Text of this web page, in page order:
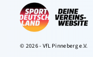
© 2026 - VfL Pinneberg e.V.